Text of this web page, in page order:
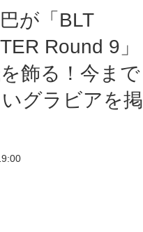
が「BLT
Round 9」
飾る！今まで
グラビアを掲